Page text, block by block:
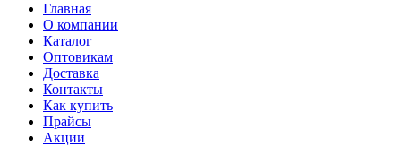
Главная
О компании
Каталог
Оптовикам
Доставка
Контакты
Как купить
Прайсы
Акции